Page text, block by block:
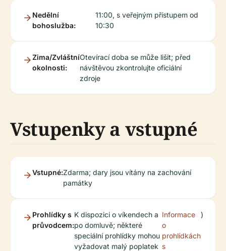
Nedělní
bohoslužba:
11:00, s veřejným přístupem od
10:30
Zima/Zvláštní
okolnosti:
Otevírací doba se může lišit; před
návštěvou zkontrolujte oficiální
zdroje
Vstupenky a vstupné
Vstupné:Zdarma; dary jsou vítány na zachování
památky
Prohlídky s
průvodcem:
K dispozici o víkendech a
po domluvě; některé
speciální prohlídky mohou
vyžadovat malý poplatek
Informace
o
prohlídkách
s
)